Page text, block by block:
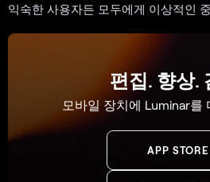
익숙한 사용자든 모두에게 이상적인
편집. 향상.
모바일 장치에 Luminar를
APP STORE